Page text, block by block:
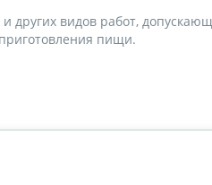
видов работ,
пищи.